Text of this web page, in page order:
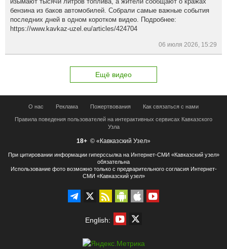
бензина из баков автомобилей. Собрали самые важные события
последних дней в одном коротком видео. Подробнее:
https://www.kavkaz-uzel.eu/articles/424704
06 июля 2026, 15:29
Ещё видео
О нас Реклама Пожертвования Как связаться с нами
Правила поведения пользователей на интерактивных сервисах Кавказского
Узла
18+ © «Кавказский Узел»
При цитировании информации гиперссылка на Интернет-СМИ «Кавказский узел»
обязательна
Использование фото возможно только с предварительного согласия Интернет-
СМИ «Кавказский узел»
English: